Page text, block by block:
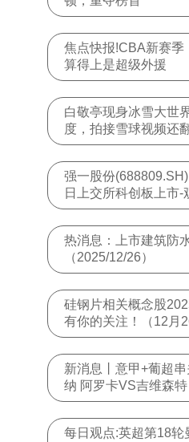
焦点快报!CBA新赛季
算得上是超级外援
白敬亭现身冰雪大世
度，拍接雪球视频还
强一股份
日上交所科创板上市-
热消息：上市建筑防
（2025/12/26）
硅钢片相关概念股
有你的关注！（12月
新消息丨意甲+葡超
纳 阿罗卡VS吉维森特
每日观点:英超第18轮